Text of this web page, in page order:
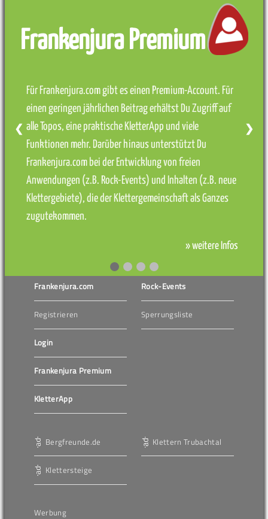
Frankenjura Premium
Für Frankenjura.com gibt es einen Premium-Account. Für
einen geringen jährlichen Beitrag erhältst Du Zugriff auf
alle Topos, eine praktische KletterApp und viele
Funktionen mehr. Darüber hinaus unterstützt Du
Frankenjura.com bei der Entwicklung von freien
Anwendungen (z.B. Rock-Events) und Inhalten (z.B. neue
Klettergebiete), die der Klettergemeinschaft als Ganzes
zugutekommen.
» weitere Infos
❮ ❯
Frankenjura.com
Registrieren
Login
Frankenjura Premium
KletterApp
Rock-Events
Sperrungsliste
Bergfreunde.de
Klettersteige
Klettern Trubachtal
Werbung